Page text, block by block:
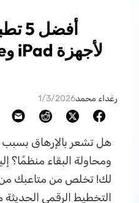
رغداء محمد1/3/2026
هل تشعر بالإرهاق بسبب
ومحاولة البقاء منظمًا؟
لك! تخلص من متاعبك
التخطيط الرقمي الحديثة